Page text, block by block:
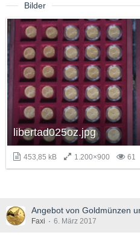
Bilder
libertad025oz.jpg
453,85 kB 1.200×900 61
Angebot von Goldmünzen
Faxi 6. März 2017